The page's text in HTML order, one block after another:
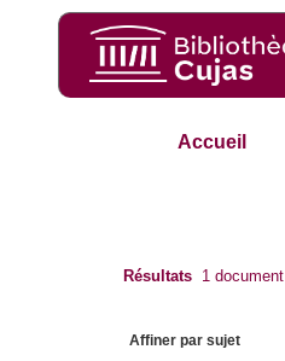
Accueil
Résultats 1 document
Affiner par sujet